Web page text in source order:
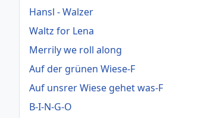
Hansl - Walzer
Waltz for Lena
Merrily we roll along
Auf der grünen Wiese-F
Auf unsrer Wiese gehet was-F
B-I-N-G-O